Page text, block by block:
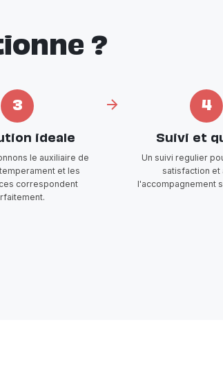
?
3
ideale
le auxiliaire de
et les
correspondent
4
Suivi et
Un suivi regulier
satisfaction et
l'accompagnement